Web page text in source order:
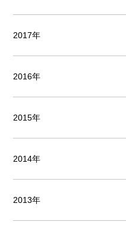
2017年
2016年
2015年
2014年
2013年